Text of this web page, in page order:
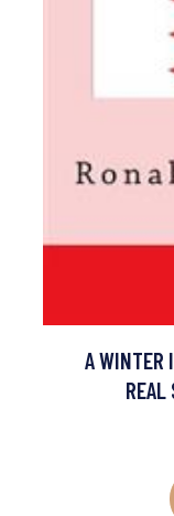
A WINTER
REAL